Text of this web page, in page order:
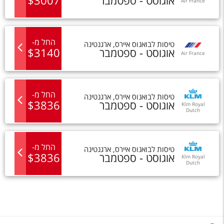
Air France
טיסות לבואנוס איירס, ארגנטינה
אוגוסט - ספטמבר
החל מ-
$3140
Klm Royal
Dutch
טיסות לבואנוס איירס, ארגנטינה
אוגוסט - ספטמבר
החל מ-
$3836
Klm Royal
Dutch
טיסות לבואנוס איירס, ארגנטינה
אוגוסט - ספטמבר
החל מ-
$3836